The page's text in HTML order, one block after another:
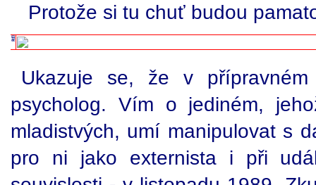
Protože si tu chuť budou
Ukazuje se, že v
psycholog. Vím o jediném,
mladistvých, umí manipulovat s
pro ni jako externista i při